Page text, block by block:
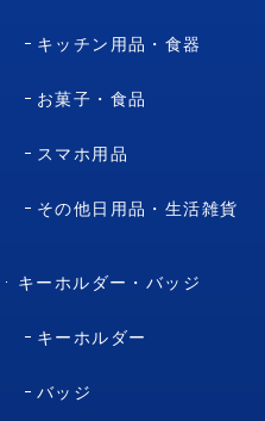
キッチン用品・食器
お菓子・食品
スマホ用品
その他日用品・生活雑貨
キーホルダー・バッジ
キーホルダー
バッジ